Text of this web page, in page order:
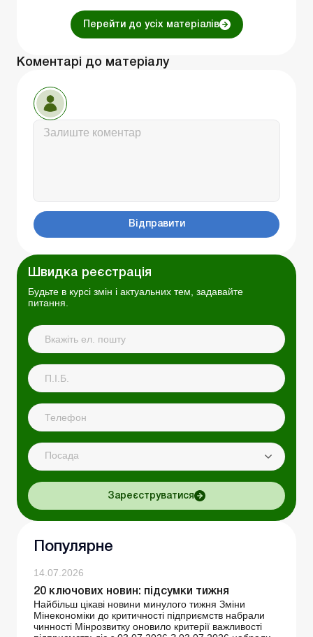
Перейти до усіх матеріалів
Коментарі до матеріалу
Відправити
Швидка реєстрація
Будьте в курсі змін і актуальних тем, задавайте
питання.
Посада
Зареєструватися
Популярне
14.07.2026
20 ключових новин: підсумки тижня
Найбільш цікаві новини минулого тижня Зміни
Мінекономіки до критичності підприємств набрали
чинності Мінрозвитку оновило критерії важливості